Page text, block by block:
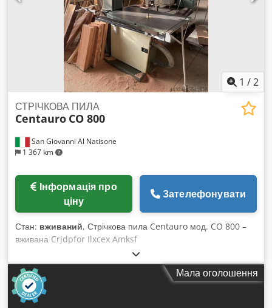
1 /2
San Giovanni Al Natisone
1 367 km
СТРІЧКОВА ПИЛА
Centauro CO 800
ціну
Зателефонувати
Стан: вживаний, Стрічкова пила Centauro мод. CO 800 –
вживана Crjdpfor Ilxcex Amksf
Мала оголошення